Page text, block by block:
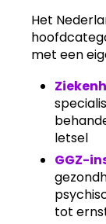
Het
met een
letsel
GGZ-
tot